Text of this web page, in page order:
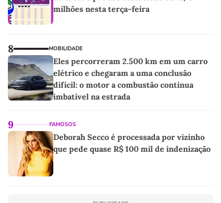
milhões nesta terça-feira
8 MOBILIDADE
Eles percorreram 2.500 km em um carro
elétrico e chegaram a uma conclusão
difícil: o motor a combustão continua
imbatível na estrada
9 FAMOSOS
Deborah Secco é processada por vizinho
que pede quase R$ 100 mil de indenização